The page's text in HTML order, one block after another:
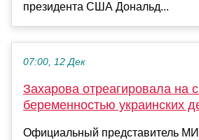
президента США Дональд...
07:00, 12 Дек
Захарова отреагировала на
беременностью украинских
Официальный представитель